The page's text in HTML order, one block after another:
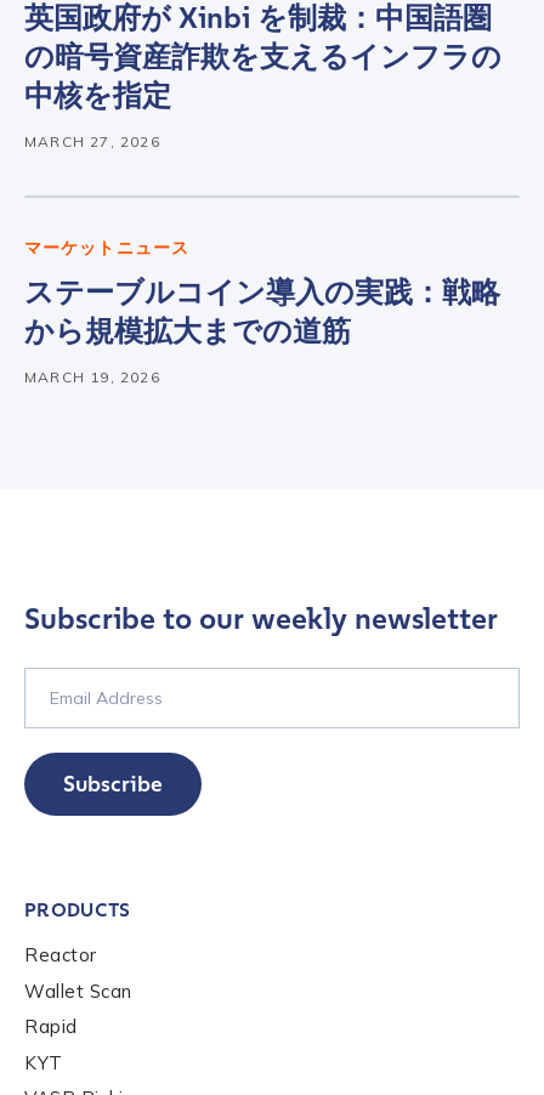
英国政府が Xinbi を制裁：中国語圏
の暗号資産詐欺を支えるインフラの
中核を指定
MARCH 27, 2026
マーケットニュース
ステーブルコイン導入の実践：戦略
から規模拡大までの道筋
MARCH 19, 2026
*
Company / Organization Name
*
Work Email Address
*
Phone Number
*
Country
Subscribe to our weekly newsletter
Subscribe
PRODUCTS
Reactor
Wallet Scan
Rapid
KYT